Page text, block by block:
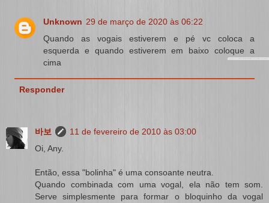
Unknown 29 de março de 2020 às 06:22
Quando as vogais estiverem e pé vc coloca a
esquerda e quando estiverem em baixo coloque a
cima
Responder
바보
11 de fevereiro de 2010 às 03:00
Oi, Any.
Então, essa "bolinha" é uma consoante neutra.
Quando combinada com uma vogal, ela não tem som.
Serve simplesmente para formar o bloquinho da vogal